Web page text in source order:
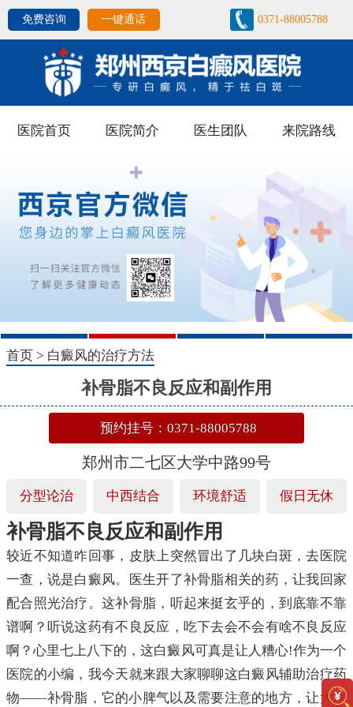
免费咨询 一键通话 0371-88005788
医院首页 医院简介 医生团队 来院路线
1 2 3 4
首页 > 白癜风的治疗方法
补骨脂不良反应和副作用
预约挂号：0371-88005788
郑州市二七区大学中路99号
分型论治 中西结合 环境舒适 假日无休
补骨脂不良反应和副作用
较近不知道咋回事，皮肤上突然冒出了几块白斑，去医院
一查，说是白癜风。医生开了补骨脂相关的药，让我回家
配合照光治疗。这补骨脂，听起来挺玄乎的，到底靠不靠
谱啊？听说这药有不良反应，吃下去会不会有啥不良反应
啊？心里七上八下的，这白癜风可真是让人糟心!作为一个
医院的小编，我今天就来跟大家聊聊这白癜风辅助治疗药
物——补骨脂，它的小脾气以及需要注意的地方，让大家